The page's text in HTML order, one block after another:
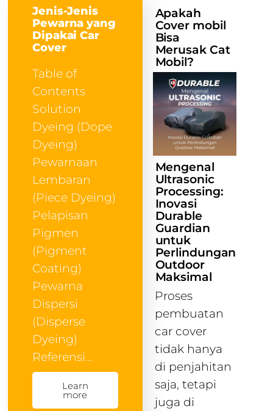
Jenis-Jenis
Pewarna yang
Dipakai Car
Cover
Table of
Contents
Solution
Dyeing (Dope
Dyeing)
Pewarnaan
Lembaran
(Piece Dyeing)
Pelapisan
Pigmen
(Pigment
Coating)
Pewarna
Dispersi
(Disperse
Dyeing)
Referensi…
Learn
more
Apakah
Cover mobil
Bisa
Merusak Cat
Mobil?
Mengenal
Ultrasonic
Processing:
Inovasi
Durable
Guardian
untuk
Perlindungan
Outdoor
Maksimal
Proses
pembuatan
car cover
tidak hanya
di penjahitan
saja, tetapi
juga di